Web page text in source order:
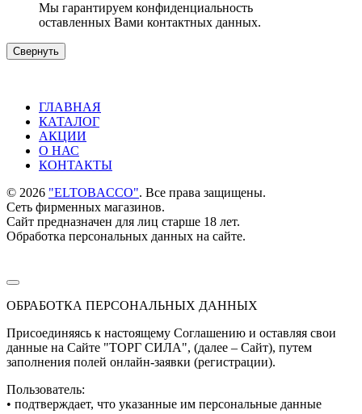
Мы гарантируем конфиденциальность
оставленных Вами контактных данных.
Свернуть
ГЛАВНАЯ
КАТАЛОГ
АКЦИИ
О НАС
КОНТАКТЫ
© 2026 "ELTOBACCO". Все права защищены.
Сеть фирменных магазинов.
Сайт предназначен для лиц старше 18 лет.
Обработка персональных данных на сайте.
ОБРАБОТКА ПЕРСОНАЛЬНЫХ ДАННЫХ
Присоединяясь к настоящему Соглашению и оставляя свои
данные на Сайте "ТОРГ СИЛА", (далее – Сайт), путем
заполнения полей онлайн-заявки (регистрации).
Пользователь:
• подтверждает, что указанные им персональные данные